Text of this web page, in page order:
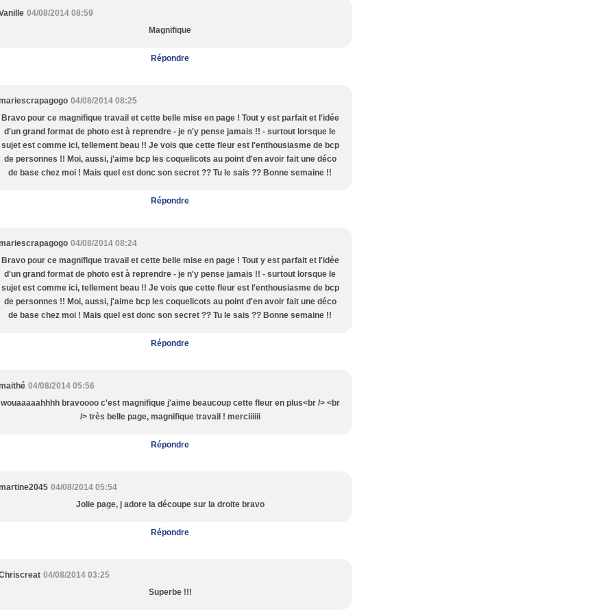
04/08/2014 08:59
Magnifique
Répondre
04/08/2014 08:25
Bravo pour ce magnifique travail et cette belle mise en page ! Tout y est parfait et l'idée
d'un grand format de photo est à reprendre - je n'y pense jamais !! - surtout lorsque le
sujet est comme ici, tellement beau !! Je vois que cette fleur est l'enthousiasme de bcp
de personnes !! Moi, aussi, j'aime bcp les coquelicots au point d'en avoir fait une déco
de base chez moi ! Mais quel est donc son secret ?? Tu le sais ?? Bonne semaine !!
Répondre
04/08/2014 08:24
Bravo pour ce magnifique travail et cette belle mise en page ! Tout y est parfait et l'idée
d'un grand format de photo est à reprendre - je n'y pense jamais !! - surtout lorsque le
sujet est comme ici, tellement beau !! Je vois que cette fleur est l'enthousiasme de bcp
de personnes !! Moi, aussi, j'aime bcp les coquelicots au point d'en avoir fait une déco
de base chez moi ! Mais quel est donc son secret ?? Tu le sais ?? Bonne semaine !!
Répondre
04/08/2014 05:56
wouaaaaahhhh bravoooo c'est magnifique j'aime beaucoup cette fleur en plus<br /> <br
/> très belle page, magnifique travail ! merciiiiii
Répondre
04/08/2014 05:54
Jolie page, j adore la découpe sur la droite bravo
Répondre
04/08/2014 03:25
Superbe !!!